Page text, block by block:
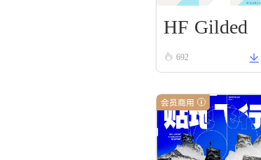
HF Gilded
Scroll
692
会员商用